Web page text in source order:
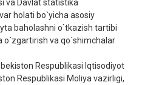
va Davlat statistika
holati bo`yicha asosiy
baholashni o`tkazish tartibi
o`zgartirish va qo`shimchalar
Respublikasi Iqtisodiyot
Respublikasi Moliya vazirligi,